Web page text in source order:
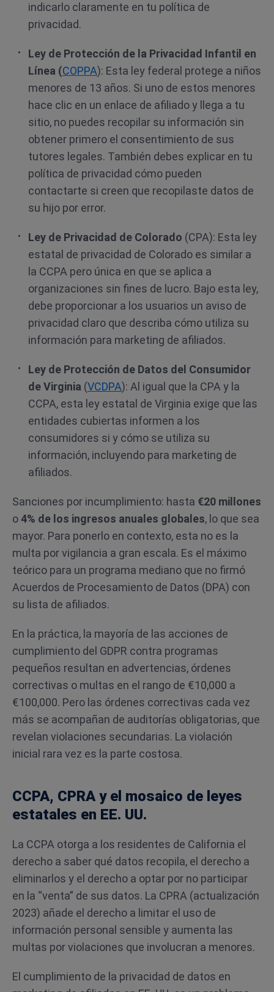
indicarlo claramente en tu política de
privacidad.
Ley de Protección de la Privacidad Infantil en
Línea (COPPA): Esta ley federal protege a niños
menores de 13 años. Si uno de estos menores
hace clic en un enlace de afiliado y llega a tu
sitio, no puedes recopilar su información sin
obtener primero el consentimiento de sus
tutores legales. También debes explicar en tu
política de privacidad cómo pueden
contactarte si creen que recopilaste datos de
su hijo por error.
Ley de Privacidad de Colorado (CPA): Esta ley
estatal de privacidad de Colorado es similar a
la CCPA pero única en que se aplica a
organizaciones sin fines de lucro. Bajo esta ley,
debe proporcionar a los usuarios un aviso de
privacidad claro que describa cómo utiliza su
información para marketing de afiliados.
Ley de Protección de Datos del Consumidor
de Virginia (VCDPA): Al igual que la CPA y la
CCPA, esta ley estatal de Virginia exige que las
entidades cubiertas informen a los
consumidores si y cómo se utiliza su
información, incluyendo para marketing de
afiliados.
Sanciones por incumplimiento: hasta €20 millones
o4% de los ingresos anuales globales, lo que sea
mayor. Para ponerlo en contexto, esta no es la
multa por vigilancia a gran escala. Es el máximo
teórico para un programa mediano que no firmó
Acuerdos de Procesamiento de Datos (DPA) con
su lista de afiliados.
En la práctica, la mayoría de las acciones de
cumplimiento del GDPR contra programas
pequeños resultan en advertencias, órdenes
correctivas o multas en el rango de €10,000 a
€100,000. Pero las órdenes correctivas cada vez
más se acompañan de auditorías obligatorias, que
revelan violaciones secundarias. La violación
inicial rara vez es la parte costosa.
CCPA, CPRA y el mosaico de leyes
estatales en EE. UU.
La CCPA otorga a los residentes de California el
derecho a saber qué datos recopila, el derecho a
eliminarlos y el derecho a optar por no participar
en la “venta” de sus datos. La CPRA (actualización
2023) añade el derecho a limitar el uso de
información personal sensible y aumenta las
multas por violaciones que involucran a menores.
El cumplimiento de la privacidad de datos en